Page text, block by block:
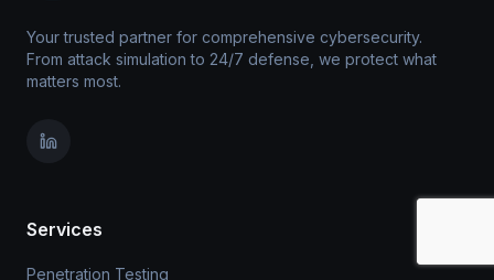
Your trusted partner for comprehensive cybersecurity.
From attack simulation to 24/7 defense, we protect what
matters most.
Services
Penetration Testing